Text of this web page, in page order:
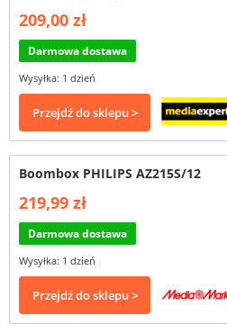
209,00 zł
Darmowa dostawa
Wysyłka: 1 dzień
Przejdź do sklepu >
Boombox PHILIPS AZ215S/12
219,99 zł
Darmowa dostawa
Wysyłka: 1 dzień
Przejdź do sklepu >